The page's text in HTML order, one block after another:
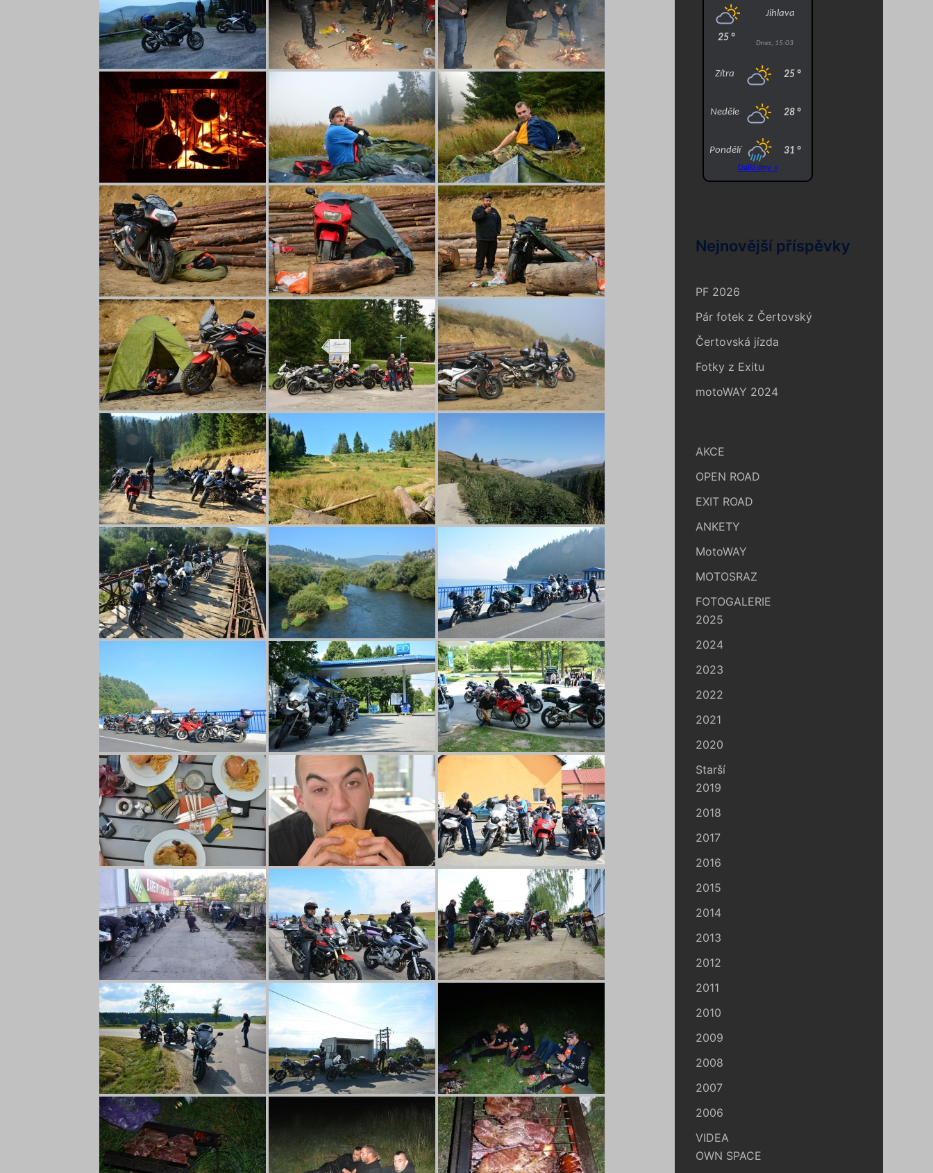
Nejnovější příspěvky
PF 2026
Pár fotek z Čertovský
Čertovská jízda
Fotky z Exitu
motoWAY 2024
AKCE
OPEN ROAD
EXIT ROAD
ANKETY
MotoWAY
MOTOSRAZ
FOTOGALERIE
2025
2024
2023
2022
2021
2020
Starší
2019
2018
2017
2016
2015
2014
2013
2012
2011
2010
2009
2008
2007
2006
VIDEA
OWN SPACE